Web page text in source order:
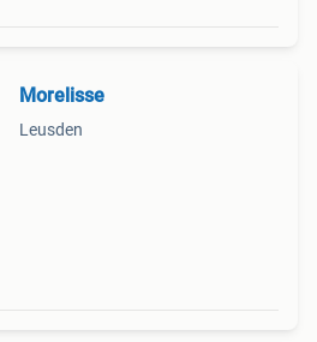
Morelisse
Leusden